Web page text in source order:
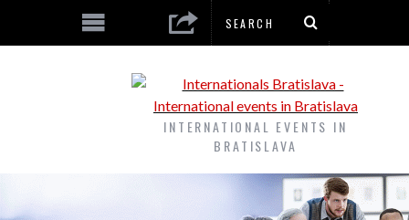
INTERNATIONAL EVENTS IN
BRATISLAVA